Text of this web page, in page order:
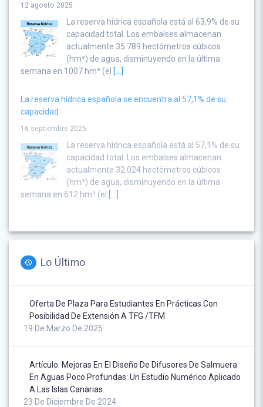
12 agosto 2025
La reserva hídrica española está al 63,9% de su
capacidad total. Los embalses almacenan
actualmente 35.789 hectómetros cúbicos
(hm³) de agua, disminuyendo en la última
semana en 1007 hm³ (el [...]
La reserva hídrica española se encuentra al 57,1% de su
capacidad
16 septiembre 2025
La reserva hídrica española está al 57,1% de su
capacidad total. Los embalses almacenan
actualmente 32.024 hectómetros cúbicos
(hm³) de agua, disminuyendo en la última
semana en 612 hm³ (el
Lo Último
Oferta De Plaza Para Estudiantes En Prácticas Con
Posibilidad De Extensión A TFG /TFM
19 De Marzo De 2025
Artículo: Mejoras En El Diseño De Difusores De Salmuera
En Aguas Poco Profundas: Un Estudio Numérico Aplicado
A Las Islas Canarias.
23 De Diciembre De 2024